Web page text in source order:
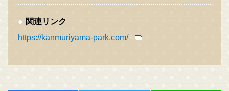
関連リンク
https://kanmuriyama-park.com/